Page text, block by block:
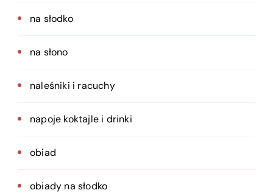
na słodko
na słono
naleśniki i racuchy
napoje koktajle i drinki
obiad
obiady na słodko